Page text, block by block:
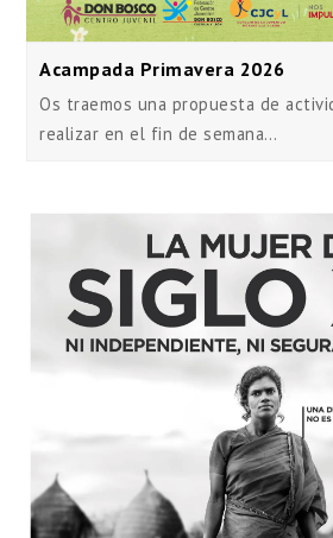
Acampada Primavera 2026
Os traemos una propuesta de
realizar en el fin de semana…